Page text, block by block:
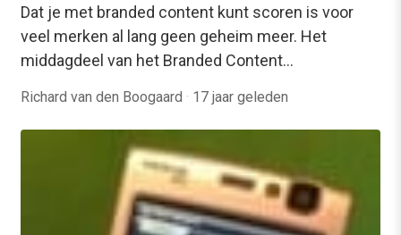
Dat je met branded content kunt scoren is voor
veel merken al lang geen geheim meer. Het
middagdeel van het Branded Content…
Richard van den Boogaard · 17 jaar geleden